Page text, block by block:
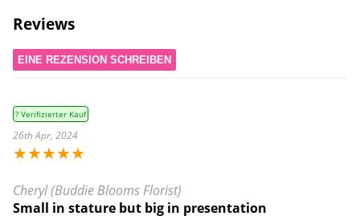
Reviews
EINE REZENSION SCHREIBEN
? Verifizierter Kauf
26th Apr, 2024
★★★★★
Cheryl (Buddie Blooms Florist)
Small in stature but big in presentation